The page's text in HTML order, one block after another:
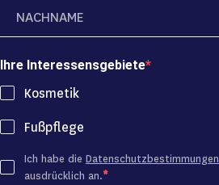
Ihre Interessensgebiete
Kosmetik
Fußpflege
Ich habe die Datenschutzbestimmungen
ausdrücklich an.